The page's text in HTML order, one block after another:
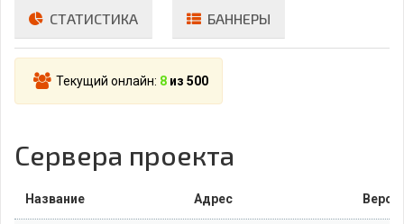
СТАТИСТИКА БАННЕРЫ
Текущий онлайн: 8 из 500
Сервера проекта
Название Адрес